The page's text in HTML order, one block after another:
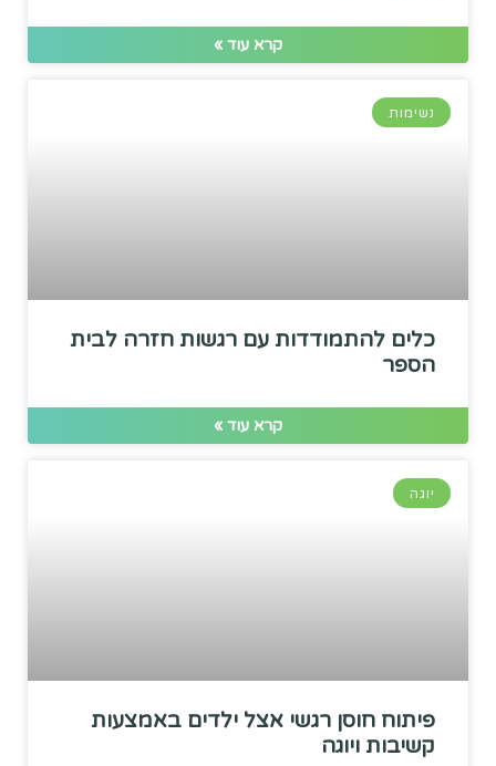
קרא עוד »
נשימות
כלים להתמודדות עם רגשות חזרה לבית
הספר
קרא עוד »
יוגה
פיתוח חוסן רגשי אצל ילדים באמצעות
קשיבות ויוגה